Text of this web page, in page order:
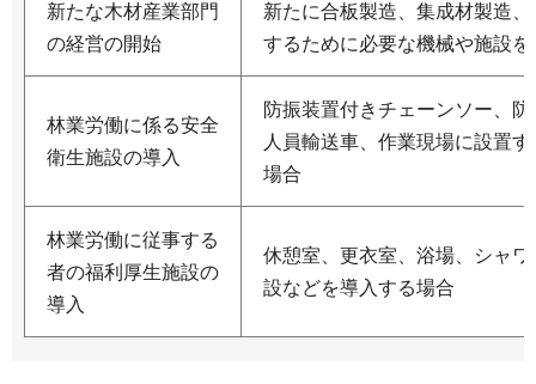
新たな木材産業部門
の経営の開始
新たに合板製造、集成材製造
するために必要な機械や施設
林業労働に係る安全
衛生施設の導入
防振装置付きチェーンソー、
人員輸送車、作業現場に設置
場合
林業労働に従事する
者の福利厚生施設の
導入
休憩室、更衣室、浴場、シャ
設などを導入する場合